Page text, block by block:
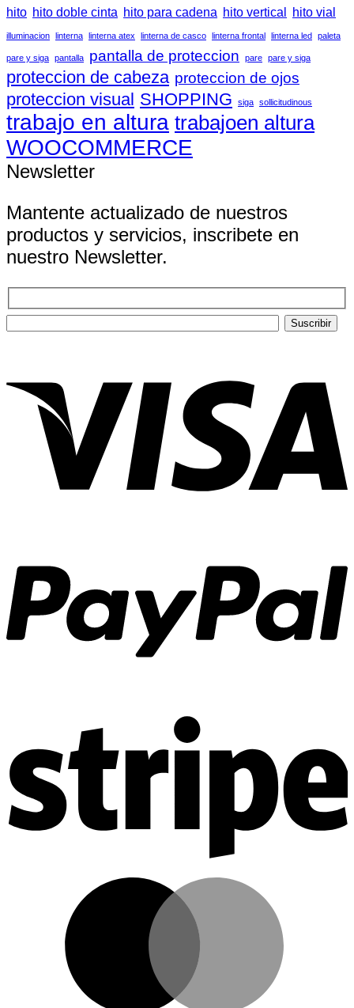
hito hito doble cinta hito para cadena hito vertical hito vial
illuminacion linterna linterna atex linterna de casco linterna frontal linterna led paleta
pare y siga pantalla pantalla de proteccion pare pare y siga
proteccion de cabeza proteccion de ojos
proteccion visual SHOPPING siga sollicitudinous
trabajo en altura trabajoen altura
WOOCOMMERCE
Newsletter
Mantente actualizado de nuestros
productos y servicios, inscribete en
nuestro Newsletter.